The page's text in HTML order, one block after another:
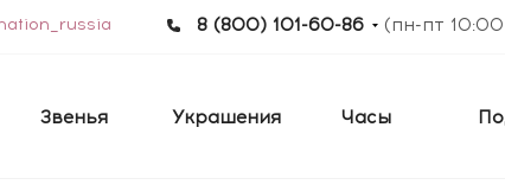
8 (800) 101-60-86 (пн-пт
Звенья Украшения Часы